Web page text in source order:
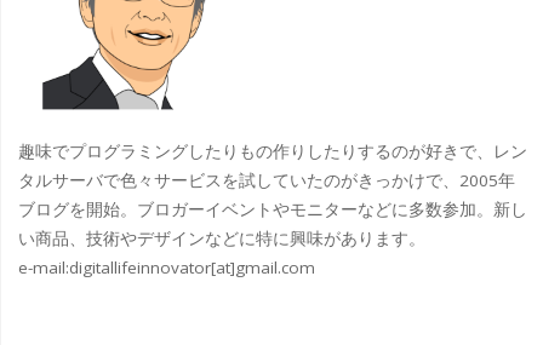
趣味でプログラミングしたりもの作りしたりするのが好きで、レン
タルサーバで色々サービスを試していたのがきっかけで、2005年
ブログを開始。ブロガーイベントやモニターなどに多数参加。新し
い商品、技術やデザインなどに特に興味があります。
e-mail:digitallifeinnovator[at]gmail.com